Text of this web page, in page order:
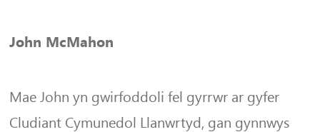
John McMahon
Mae John yn gwirfoddoli fel gyrrwr ar gyfer
Cludiant Cymunedol Llanwrtyd, gan gynnwys